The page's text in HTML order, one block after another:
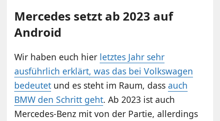
Mercedes setzt ab 2023 auf
Android
Wir haben euch hier letztes Jahr sehr
ausführlich erklärt, was das bei Volkswagen
bedeutet und es steht im Raum, dassauch
BMW den Schritt geht. Ab 2023 ist auch
Mercedes-Benz mit von der Partie, allerdings